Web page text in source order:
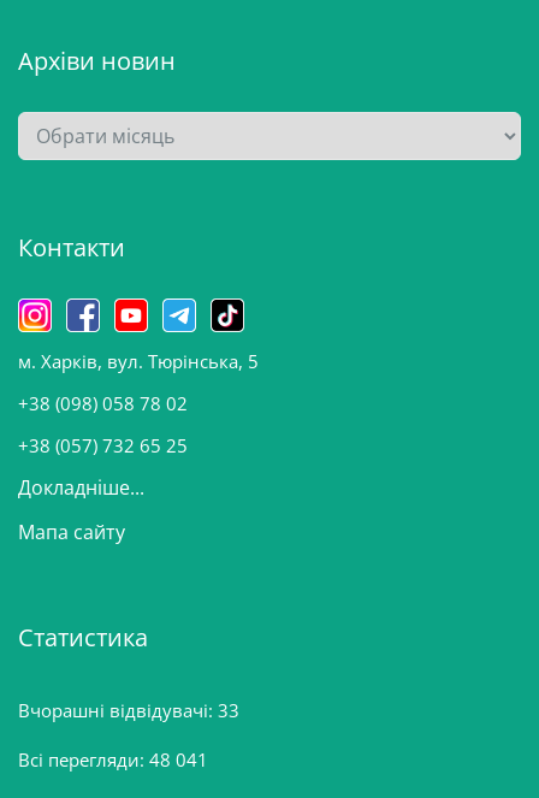
Архіви новин
А
р
в
н
о
в
и
Контакти
м. Харків, вул. Тюрінська, 5
+38 (098) 058 78 02
+38 (057) 732 65 25
Докладніше...
Мапа сайту
Статистика
Вчорашні відвідувачі: 33
Всі перегляди: 48 041